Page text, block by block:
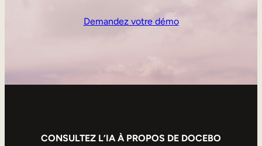
Demandez votre démo
CONSULTEZ L’IA À PROPOS DE DOCEBO